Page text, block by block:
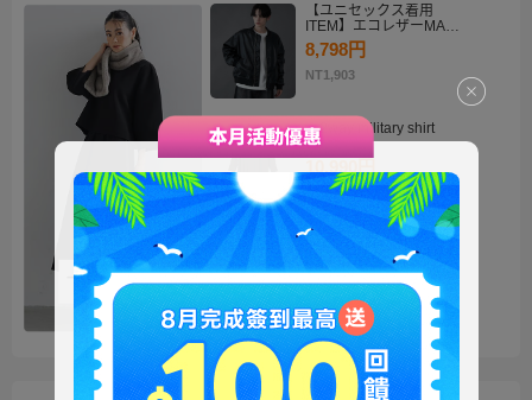
【ユニセックス着用
ITEM】エコレザーMA－
1
8,798円
NT1,903
・2way military shirt
dress
NT2,378
【洗える】褒めらレディ
テーラード ジャケット
14,900円
NT3,224